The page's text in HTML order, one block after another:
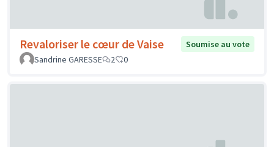
Revaloriser le cœur de Vaise
Soumise au vote
Sandrine GARESSE
2 0